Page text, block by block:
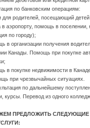
по банковским операциям:
для родителей, посещающий
в аэропорту, помощь в поселении,
по городу);
в организации получения
Канады. Помощь при покупке
в покупке недвижимости в
при чрезвычайных ситуациях.
по дальнейшему
курсы. Перевод из одного
ПРЕДЛОЖИТЬ СЛЕДУЮЩИЕ